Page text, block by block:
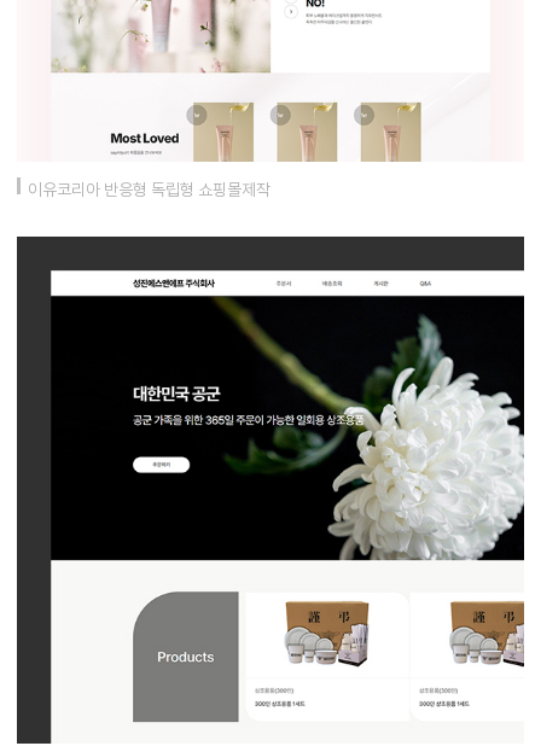
이유코리아 반응형 독립형 쇼핑몰제작